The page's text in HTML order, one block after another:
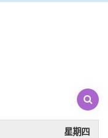
星期四